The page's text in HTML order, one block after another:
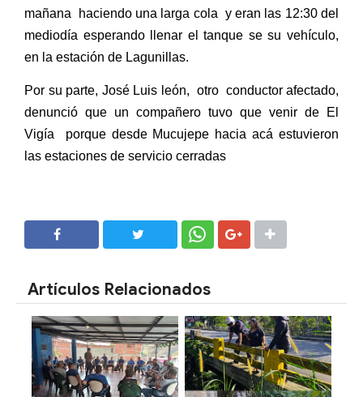
mañana haciendo una larga cola y eran las 12:30 del
mediodía esperando llenar el tanque se su vehículo,
en la estación de Lagunillas.
Por su parte, José Luis león, otro conductor afectado,
denunció que un compañero tuvo que venir de El
Vigía porque desde Mucujepe hacia acá estuvieron
las estaciones de servicio cerradas
Artículos Relacionados